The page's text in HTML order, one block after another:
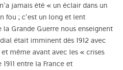
jamais été « un éclair dans un
fou ; c'est un long et lent
la Grande Guerre nous enseignent
était imminent dès 1912 avec
et même avant avec les « crises
entre la France et